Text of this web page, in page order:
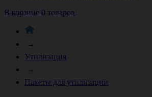
В корзине 0 товаров
→
Утилизация
→
Пакеты для утилизации